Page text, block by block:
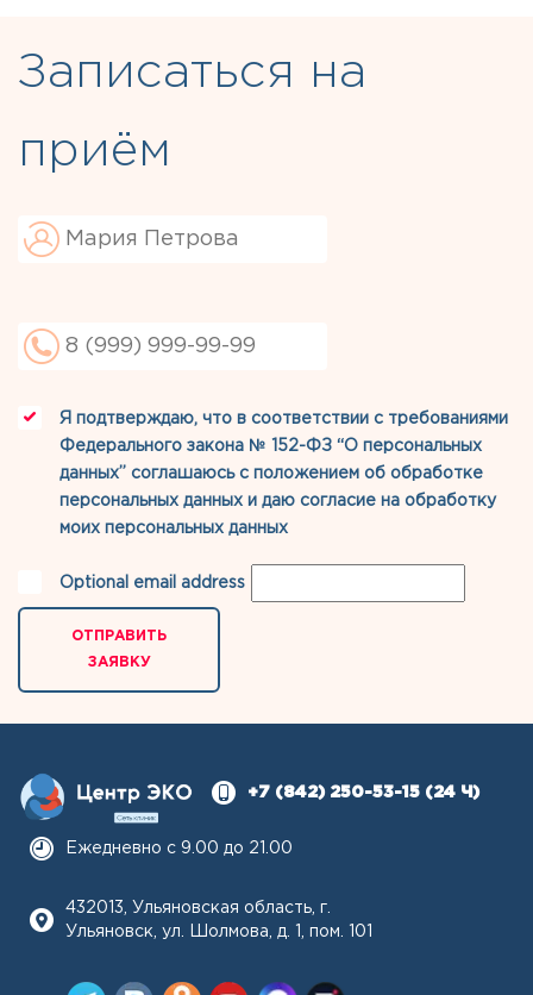
Записаться на
приём
Я подтверждаю, что в соответствии с требованиями
Федерального закона № 152-ФЗ “О персональных
данных” соглашаюсь с положением об обработке
персональных данных и даю согласие на обработку
моих персональных данных
Optional email address
ОТПРАВИТЬ
ЗАЯВКУ
+7 (842) 250-53-15 (24 Ч)
Ежедневно с 9.00 до 21.00
432013, Ульяновская область, г.
Ульяновск, ул. Шолмова, д. 1, пом. 101